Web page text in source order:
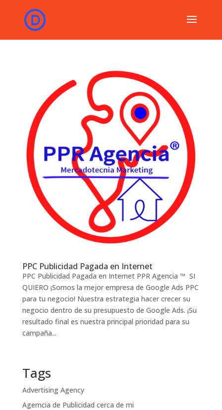
PPC Publicidad Pagada en Internet
PPC Publicidad Pagada en Internet PPR Agencia ™ SI
QUIERO ¡Somos la mejor empresa de Google Ads PPC
para tu negocio! Nuestra estrategia hacer crecer su
negocio dentro de su presupuesto de Google Ads. ¡Su
resultado final es nuestra principal prioridad para su
campaña...
Tags
Advertising Agency
Agemcia de Publicidad cerca de mi